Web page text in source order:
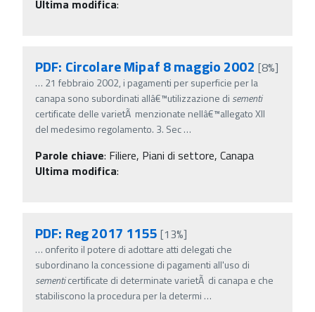
Ultima modifica:
PDF: Circolare Mipaf 8 maggio 2002 [8%]
… 21 febbraio 2002, i pagamenti per superficie per la
canapa sono subordinati allâ€™utilizzazione di sementi
certificate delle varietÃ menzionate nellâ€™allegato XII
del medesimo regolamento. 3. Sec…
Parole chiave: Filiere, Piani di settore, Canapa
Ultima modifica:
PDF: Reg 2017 1155 [13%]
… onferito il potere di adottare atti delegati che
subordinano la concessione di pagamenti all'uso di
sementicertificate di determinate varietÃ di canapa e che
stabiliscono la procedura per la determi …